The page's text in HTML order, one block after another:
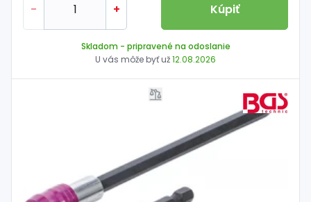
- + Kúpiť
Skladom - pripravené na odoslanie
U vás môže byť už12.08.2026